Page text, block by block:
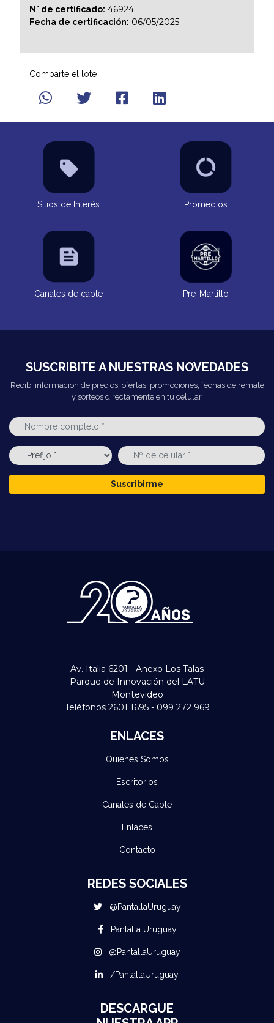
N° de certificado: 46924
Fecha de certificación: 06/05/2025
Comparte el lote
Sitios de Interés Promedios
Canales de cable Pre-Martillo
SUSCRIBITE A NUESTRAS NOVEDADES
Recibí información de precios, ofertas, promociones, fechas de remate
y sorteos directamente en tu celular.
Suscribirme
Av. Italia 6201 - Anexo Los Talas
Parque de Innovación del LATU
Montevideo
Teléfonos 2601 1695 - 099 272 969
ENLACES
Quienes Somos
Escritorios
Canales de Cable
Enlaces
Contacto
REDES SOCIALES
@PantallaUruguay
Pantalla Uruguay
@PantallaUruguay
/PantallaUruguay
DESCARGUE